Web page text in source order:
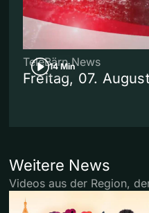
14 Min
TeleBärn News
Freitag, 07.
Weitere News
Videos aus der Region,